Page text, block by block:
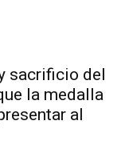
sacrificio del
la medalla
al